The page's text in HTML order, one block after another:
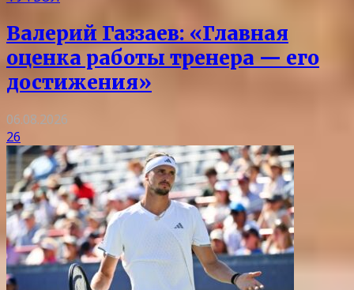
Валерий Газзаев: «Главная
оценка работы тренера — его
достижения»
06.08.2026
26